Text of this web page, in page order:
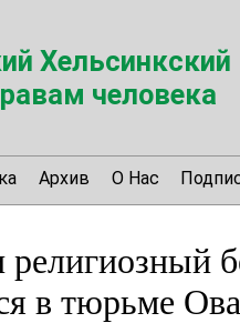
Хельсинкский
человека
Архив О Нас
в тюрьме